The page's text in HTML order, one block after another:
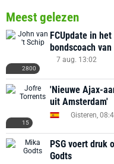
Meest gelezen
2800
FCUpdate in
bondscoach
7 aug. 13:02
15
'Nieuwe Ajax-
uit Amsterdam'
Gisteren,
PSG voert druk
Godts